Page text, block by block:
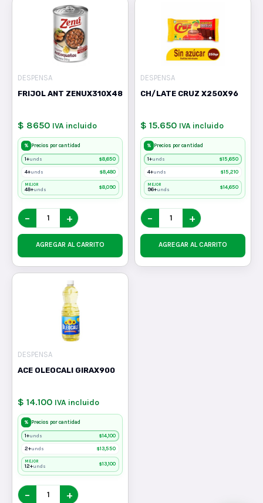
DESPENSA
FRIJOL ANT ZENUX310X48
$ 8650 IVA incluido
% Precios por cantidad
1+unds $8,650
4+unds $8,480
MEJOR
48+unds $8,090
− +
AGREGAR AL CARRITO
DESPENSA
CH/LATE CRUZ X250X96
$ 15.650 IVA incluido
% Precios por cantidad
1+unds $15,650
4+unds $15,210
MEJOR
96+unds $14,650
− +
AGREGAR AL CARRITO
DESPENSA
ACE OLEOCALI GIRAX900
$ 14.100 IVA incluido
% Precios por cantidad
1+unds $14,100
2+unds $13,550
MEJOR
12+unds $13,100
− +